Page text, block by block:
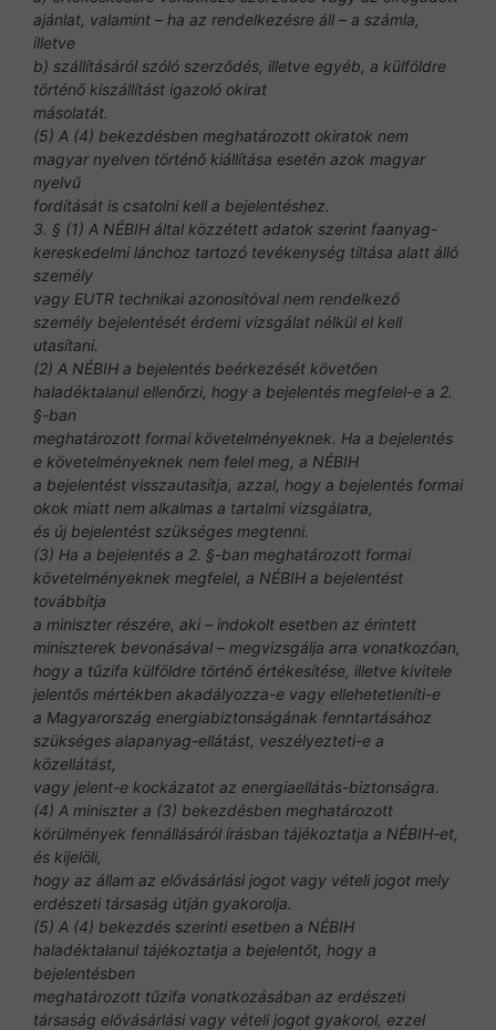
ajánlat, valamint – ha az rendelkezésre áll – a számla,
illetve
b) szállításáról szóló szerződés, illetve egyéb, a külföldre
történő kiszállítást igazoló okirat
másolatát.
(5) A (4) bekezdésben meghatározott okiratok nem
magyar nyelven történő kiállítása esetén azok magyar
nyelvű
fordítását is csatolni kell a bejelentéshez.
3. § (1) A NÉBIH által közzétett adatok szerint faanyag-
kereskedelmi lánchoz tartozó tevékenység tiltása alatt álló
személy
vagy EUTR technikai azonosítóval nem rendelkező
személy bejelentését érdemi vizsgálat nélkül el kell
utasítani.
(2) A NÉBIH a bejelentés beérkezését követően
haladéktalanul ellenőrzi, hogy a bejelentés megfelel-e a 2.
§-ban
meghatározott formai követelményeknek. Ha a bejelentés
e követelményeknek nem felel meg, a NÉBIH
a bejelentést visszautasítja, azzal, hogy a bejelentés formai
okok miatt nem alkalmas a tartalmi vizsgálatra,
és új bejelentést szükséges megtenni.
(3) Ha a bejelentés a 2. §-ban meghatározott formai
követelményeknek megfelel, a NÉBIH a bejelentést
továbbítja
a miniszter részére, aki – indokolt esetben az érintett
miniszterek bevonásával – megvizsgálja arra vonatkozóan,
hogy a tűzifa külföldre történő értékesítése, illetve kivitele
jelentős mértékben akadályozza-e vagy ellehetetleníti-e
a Magyarország energiabiztonságának fenntartásához
szükséges alapanyag-ellátást, veszélyezteti-e a
közellátást,
vagy jelent-e kockázatot az energiaellátás-biztonságra.
(4) A miniszter a (3) bekezdésben meghatározott
körülmények fennállásáról írásban tájékoztatja a NÉBIH-et,
és kijelöli,
hogy az állam az elővásárlási jogot vagy vételi jogot mely
erdészeti társaság útján gyakorolja.
(5) A (4) bekezdés szerinti esetben a NÉBIH
haladéktalanul tájékoztatja a bejelentőt, hogy a
bejelentésben
meghatározott tűzifa vonatkozásában az erdészeti
társaság elővásárlási vagy vételi jogot gyakorol, ezzel